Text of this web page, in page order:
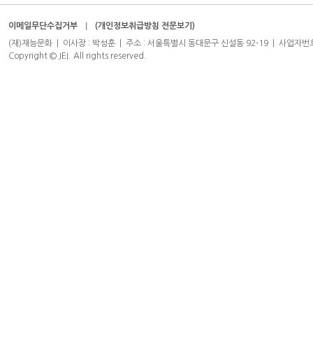
이메일무단수집거부 (개인정보취급방침 전문보기)
(재)재능문화 | 이사장 : 박성훈 | 주소 : 서울특별시 동대문구 신설동 92-19 | 사
Copyright © JEI. All rights reserved.